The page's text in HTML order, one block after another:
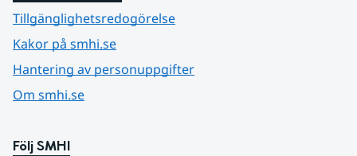
Tillgänglighetsredogörelse
Kakor på smhi.se
Hantering av personuppgifter
Om smhi.se
Följ SMHI